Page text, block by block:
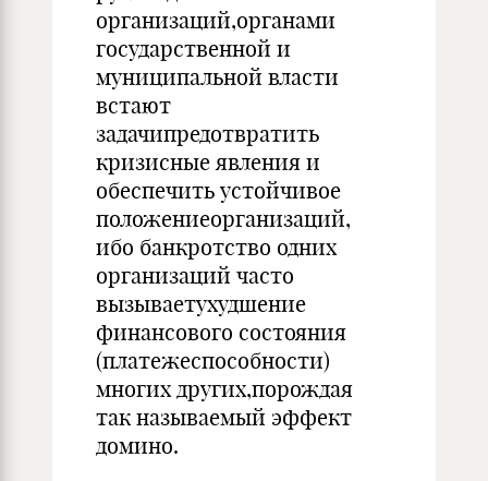
организаций,органами
государственной и
муниципальной власти
встают
задачипредотвратить
кризисные явле­ния и
обеспечить устойчивое
положениеорганизаций,
ибо банкрот­ство одних
организаций часто
вызываетухудшение
финансового со­стояния
(платежеспособности)
многих других,порождая
так называе­мый эффект
домино.